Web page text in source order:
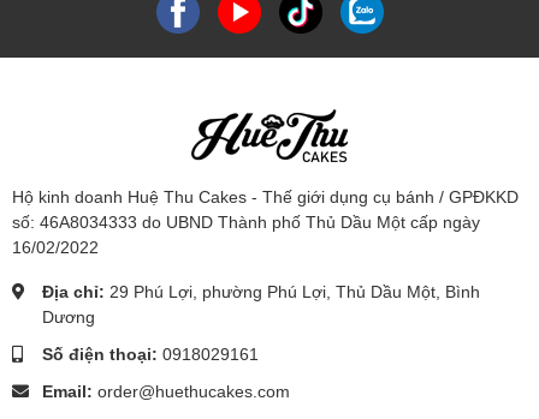
Hộ kinh doanh Huệ Thu Cakes - Thế giới dụng cụ bánh / GPĐKKD
số: 46A8034333 do UBND Thành phố Thủ Dầu Một cấp ngày
16/02/2022
Địa chỉ: 29 Phú Lợi, phường Phú Lợi, Thủ Dầu Một, Bình
Dương
Số điện thoại: 0918029161
Email: order@huethucakes.com